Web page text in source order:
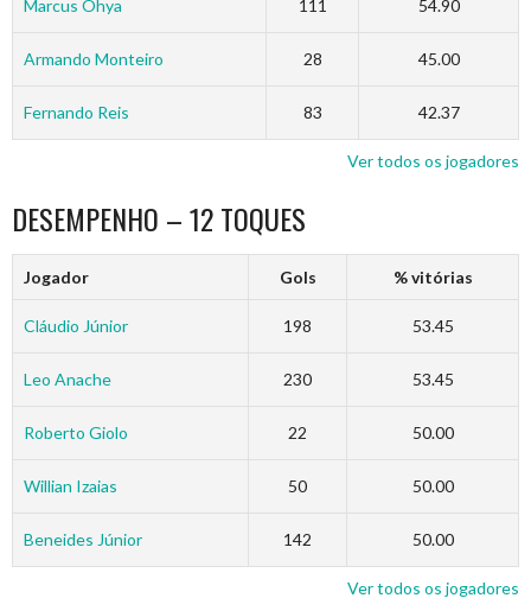
Marcus Ohya 111 54.90
Armando Monteiro 28 45.00
Fernando Reis 83 42.37
Ver todos os jogadores
DESEMPENHO – 12 TOQUES
Jogador Gols % vitórias
Cláudio Júnior 198 53.45
Leo Anache 230 53.45
Roberto Giolo 22 50.00
Willian Izaias 50 50.00
Beneides Júnior 142 50.00
Ver todos os jogadores